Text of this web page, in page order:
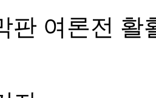
판 여론전